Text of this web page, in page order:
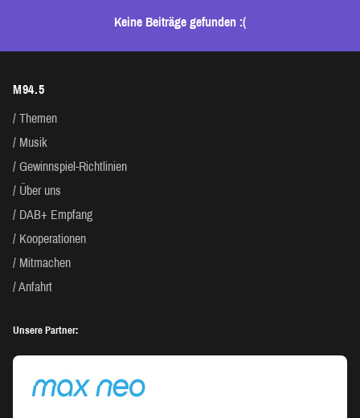
Keine Beiträge gefunden :(
M94.5
Themen
Musik
Gewinnspiel-Richtlinien
Über uns
DAB+ Empfang
Kooperationen
Mitmachen
Anfahrt
Unsere Partner: